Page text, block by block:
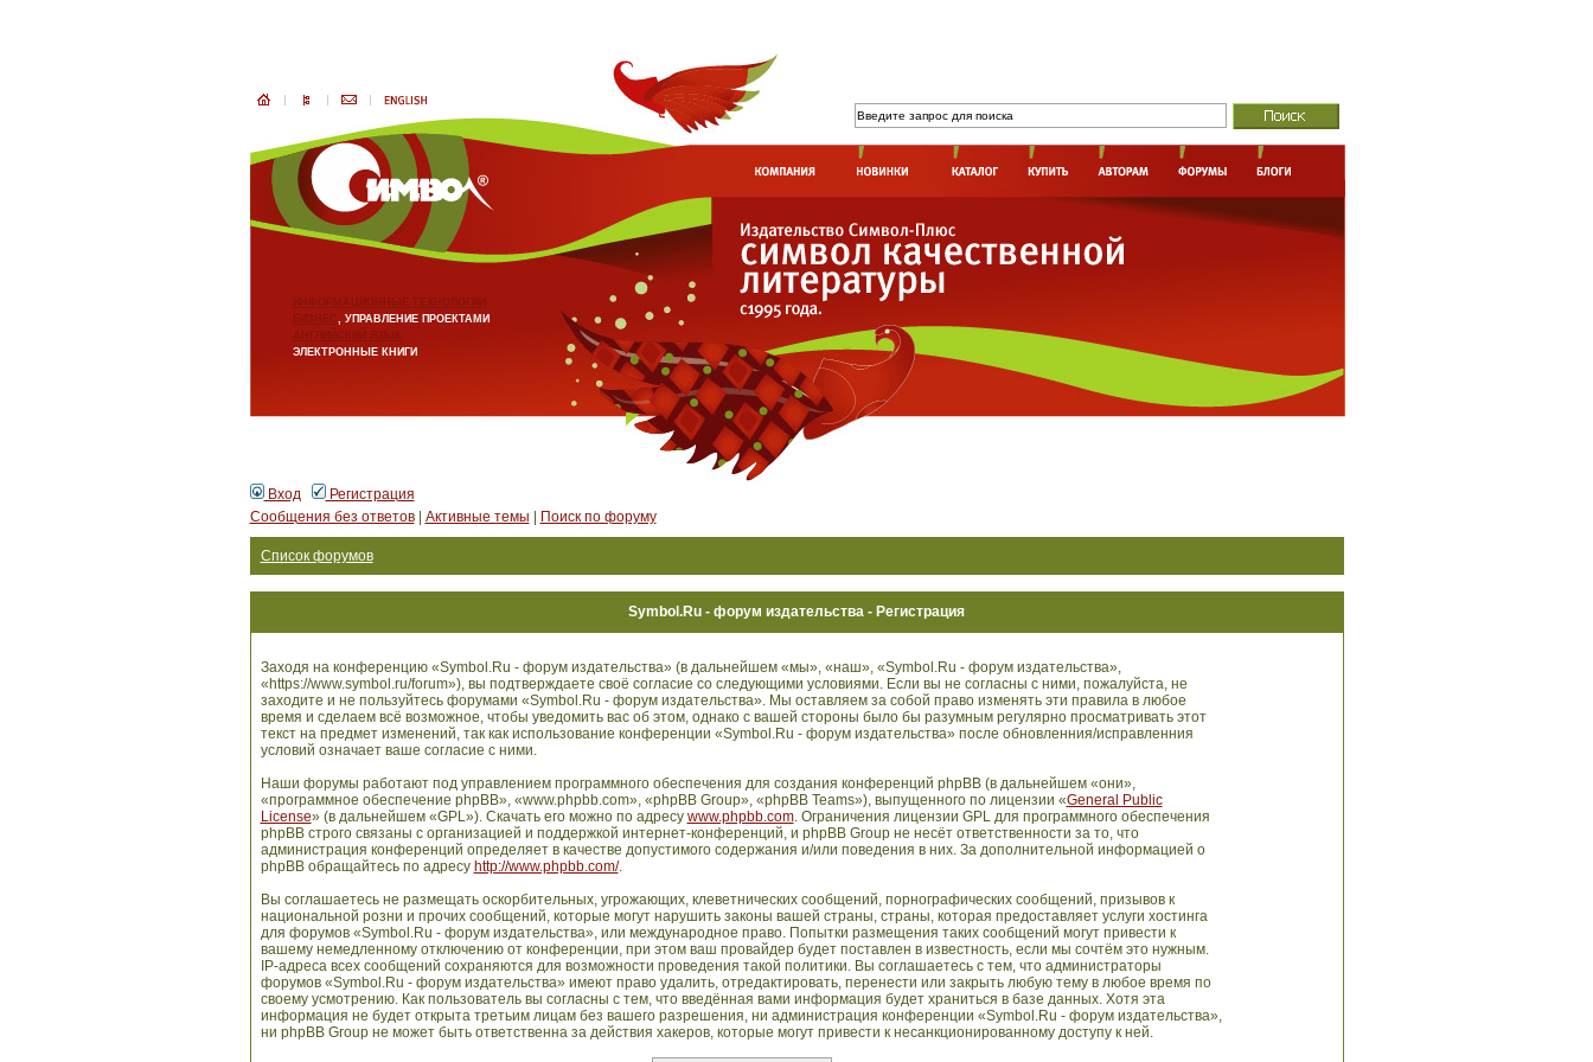
ИНФОРМАЦИОННЫЕ ТЕХНОЛОГИИ
БИЗНЕС, УПРАВЛЕНИЕ ПРОЕКТАМИ
АНГЛИЙСКИЙ ЯЗЫК
ЭЛЕКТРОННЫЕ КНИГИ
Вход
Регистрация
Сообщения без ответов| Активные темы Поиск по форуму
Список форумов
Symbol.Ru - форум издательства - Регистрация
Заходя на конференцию «Symbol.Ru - форум издательства» (в дальнейшем «мы», «наш», «Symbol.Ru - форум издательства»,
«https://www.symbol.ru/forum»), вы подтверждаете своё согласие со следующими условиями. Если вы не согласны с ними, пожалуйста, не
заходите и не пользуйтесь форумами «Symbol.Ru - форум издательства». Мы оставляем за собой право изменять эти правила в любое
время и сделаем всё возможное, чтобы уведомить вас об этом, однако с вашей стороны было бы разумным регулярно просматривать этот
текст на предмет изменений, так как использование конференции «Symbol.Ru - форум издательства» после обновленния/исправленния
условий означает ваше согласие с ними.
Наши форумы работают под управлением программного обеспечения для создания конференций phpBB (в дальнейшем «они»,
«программное обеспечение phpBB», «www.phpbb.com», «phpBB Group», «phpBB Teams»), выпущенного по лицензии «General Public
License» (в дальнейшем «GPL»). Скачать его можно по адресу www.phpbb.com. Ограничения лицензии GPL для программного обеспечения
phpBB строго связаны с организацией и поддержкой интернет-конференций, и phpBB Group не несёт ответственности за то, что
администрация конференций определяет в качестве допустимого содержания и/или поведения в них. За дополнительной информацией о
phpBB обращайтесь по адресу http://www.phpbb.com/.
Вы соглашаетесь не размещать оскорбительных, угрожающих, клеветнических сообщений, порнографических сообщений, призывов к
национальной розни и прочих сообщений, которые могут нарушить законы вашей страны, страны, которая предоставляет услуги хостинга
для форумов «Symbol.Ru - форум издательства», или международное право. Попытки размещения таких сообщений могут привести к
вашему немедленному отключению от конференции, при этом ваш провайдер будет поставлен в известность, если мы сочтём это нужным.
IP-адреса всех сообщений сохраняются для возможности проведения такой политики. Вы соглашаетесь с тем, что администраторы
форумов «Symbol.Ru - форум издательства» имеют право удалить, отредактировать, перенести или закрыть любую тему в любое время по
своему усмотрению. Как пользователь вы согласны с тем, что введённая вами информация будет храниться в базе данных. Хотя эта
информация не будет открыта третьим лицам без вашего разрешения, ни администрация конференции «Symbol.Ru - форум издательства»,
ни phpBB Group не может быть ответственна за действия хакеров, которые могут привести к несанкционированному доступу к ней.